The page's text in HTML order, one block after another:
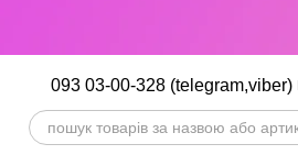
093 03-00-328 (telegram,viber)